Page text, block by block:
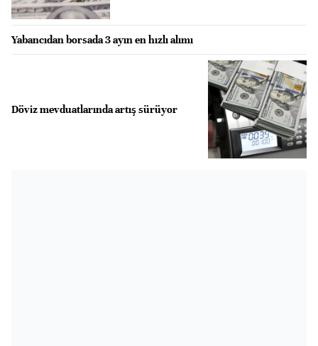
Yabancıdan borsada 3 ayın en hızlı alımı
Döviz mevduatlarında artış sürüyor